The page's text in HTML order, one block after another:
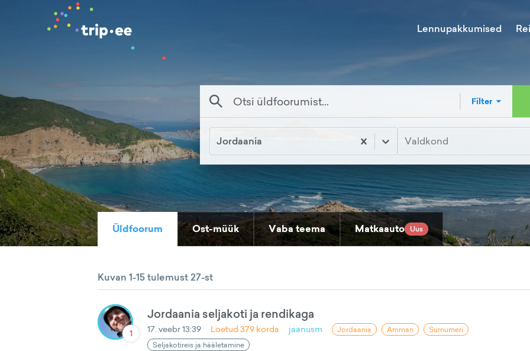
Lennupakkumised
Filter
Jordaania Valdkond
Üldfoorum Ost-müük Vaba teema Matkaauto Uus
Kuvan 1-15 tulemust 27-st
1
Jordaania seljakoti ja rendikaga
17. veebr 13:39 Loetud379 korda jaanusm Jordaania Amman
Surnumeri
Seljakotireis ja hääletamine